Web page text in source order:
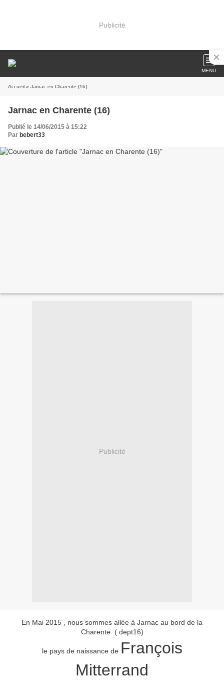
Publicité
MENU
Accueil » Jarnac en Charente (16)
Jarnac en Charente (16)
Publié le 14/06/2015 à 15:22
Par bebert33
Publicité
En Mai 2015 , nous sommes allée à Jarnac au bord de la
Charente ( dept16)
le pays de naissance de François
Mitterrand